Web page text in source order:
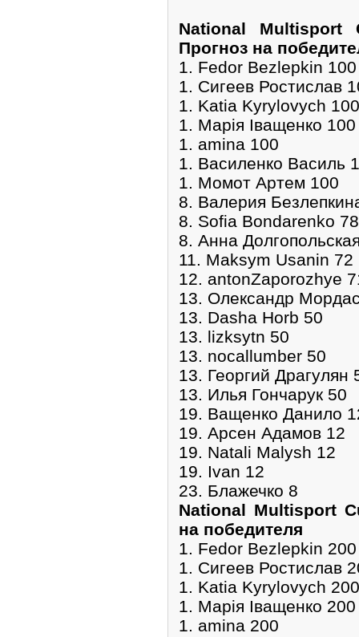
National Multisport
Прогноз на
1. Fedor Bezlepkin 100
1. Сигеев Ростислав
1. Katia Kyrylovych 100
1. Марія Іващенко 100
1. amina 100
1. Василенко Василь
1. Момот Артем 100
8. Валерия
8. Sofia Bondarenko 78
8. Анна
11. Maksym Usanin 72
12. antonZaporozhye
13. Олександр
13. Dasha Horb 50
13. lizksytn 50
13. nocallumber 50
13. Георгий Драгулян
13. Илья Гончарук 50
19. Ващенко Данило
19. Арсен Адамов 12
19. Natali Malysh 12
19. Ivan 12
23. Блажечко 8
National Multisport
на победителя
1. Fedor Bezlepkin 200
1. Сигеев Ростислав
1. Katia Kyrylovych 200
1. Марія Іващенко 200
1. amina 200